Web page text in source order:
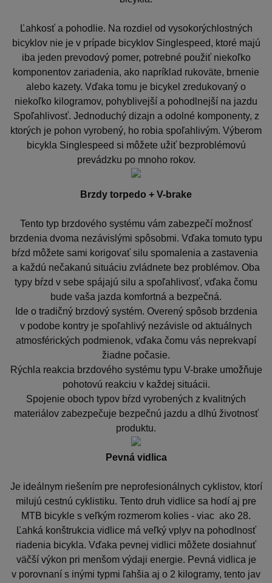
Ľahkosť a pohodlie. Na rozdiel od vysokorýchlostných
bicyklov nie je v prípade bicyklov Singlespeed, ktoré majú
iba jeden prevodový pomer, potrebné použiť niekoľko
komponentov zariadenia, ako napríklad rukoväte, brnenie
alebo kazety. Vďaka tomu je bicykel zredukovaný o
niekoľko kilogramov, pohyblivejší a pohodlnejší na jazdu
Spoľahlivosť. Jednoduchý dizajn a odolné komponenty, z
ktorých je pohon vyrobený, ho robia spoľahlivým. Výberom
bicykla Singlespeed si môžete užiť bezproblémovú
prevádzku po mnoho rokov.
Brzdy torpedo + V-brake
Tento typ brzdového systému vám zabezpečí možnosť
brzdenia dvoma nezávislými spôsobmi. Vďaka tomuto typu
bŕzd môžete sami korigovať silu spomalenia a zastavenia
a každú nečakanú situáciu zvládnete bez problémov. Oba
typy bŕzd v sebe spájajú silu a spoľahlivosť, vďaka čomu
bude vaša jazda komfortná a bezpečná.
Ide o tradičný brzdový systém. Overený spôsob brzdenia
v podobe kontry je spoľahlivý nezávisle od aktuálnych
atmosférických podmienok, vďaka čomu vás neprekvapí
žiadne počasie.
Rýchla reakcia brzdového systému typu V-brake umožňuje
pohotovú reakciu v každej situácii.
Spojenie oboch typov bŕzd vyrobených z kvalitných
materiálov zabezpečuje bezpečnú jazdu a dlhú životnosť
produktu.
Pevná vidlica
Je ideálnym riešením pre neprofesionálnych cyklistov, ktorí
milujú cestnú cyklistiku. Tento druh vidlice sa hodí aj pre
MTB bicykle s veľkým rozmerom kolies - viac ako 28.
Ľahká konštrukcia vidlice má veľký vplyv na pohodlnosť
riadenia bicykla. Vďaka pevnej vidlici môžete dosiahnuť
väčší výkon pri menšom výdaji energie. Pevná vidlica je
v porovnaní s inými typmi ľahšia aj o 2 kilogramy, tento jav